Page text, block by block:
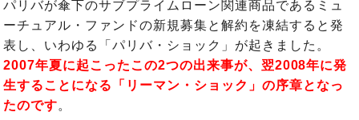
パリバが傘下のサブプライムローン関連商品であるミュ
ーチュアル・ファンドの新規募集と解約を凍結すると発
表し、いわゆる「パリバ・ショック」が起きました。
2007年夏に起こったこの2つの出来事が、翌2008年に発
生することになる「リーマン・ショック」の序章となっ
たのです。